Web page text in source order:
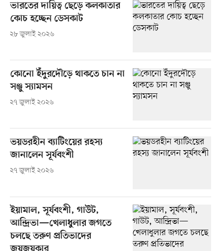
ভারতের দায়িত্ব ছেড়ে কলকাতার
কোচ হচ্ছেন ডেসকাট
২৮ জুলাই ২০২৬
কোনো ইঁদুরদৌড়ে থাকতে চান না
সঞ্জু স্যামসন
২৭ জুলাই ২০২৬
ভয়ডরহীন ব্যাটিংয়ের রহস্য
জানালেন সূর্যবংশী
২৭ জুলাই ২০২৬
ইয়ামাল, সূর্যবংশী, গাউট,
আন্দ্রিভা—খেলাধুলার জগতে
চলছে তরুণ প্রতিভাদের